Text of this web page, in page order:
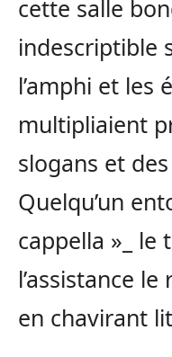
cette salle
indescriptible
l’amphi et les
multipliaient
slogans et
Quelqu’un
cappella »_ le
l’assistance
en chavirant